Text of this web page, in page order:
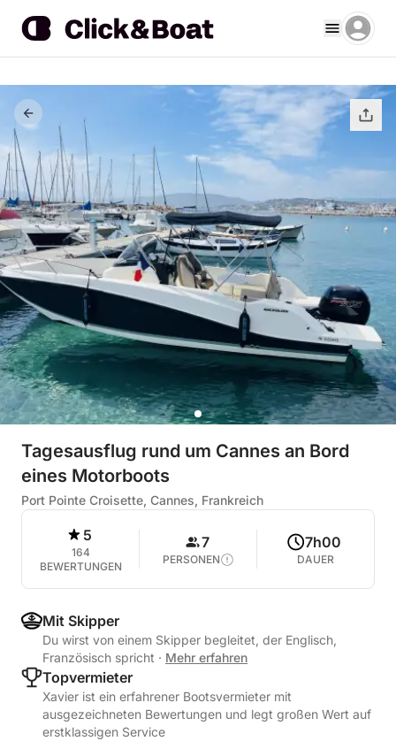
Tagesausflug rund um Cannes an Bord
eines Motorboots
Port Pointe Croisette, Cannes, Frankreich
5
164
BEWERTUNGEN
7
PERSONEN
7h00
DAUER
Mit Skipper
Du wirst von einem Skipper begleitet, der Englisch,
Französisch spricht · Mehr erfahren
Topvermieter
Xavier ist ein erfahrener Bootsvermieter mit
ausgezeichneten Bewertungen und legt großen Wert auf
erstklassigen Service